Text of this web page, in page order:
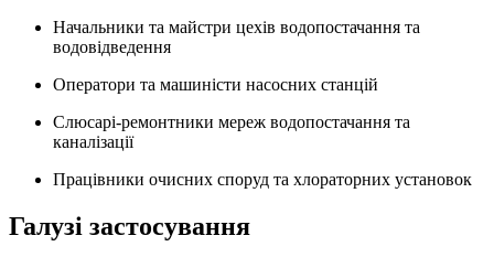
Начальники та майстри цехів водопостачання та
водовідведення
Оператори та машиністи насосних станцій
Слюсарі-ремонтники мереж водопостачання та
каналізації
Працівники очисних споруд та хлораторних установок
Галузі застосування